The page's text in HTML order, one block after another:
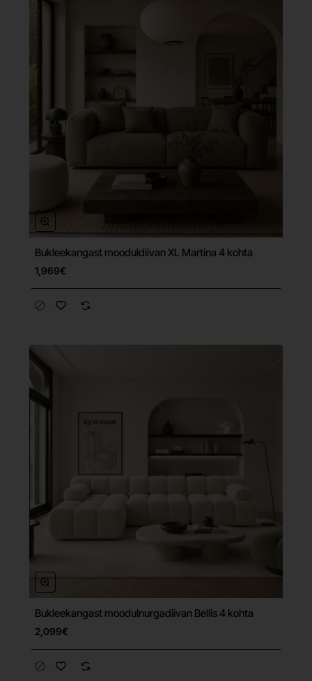
Tasuta tarne
Bukleekangast mooduldiivan XL Martina 4 kohta
1,969€
Tasuta tarne
Bukleekangast moodulnurgadiivan Bellis 4 kohta
2,099€